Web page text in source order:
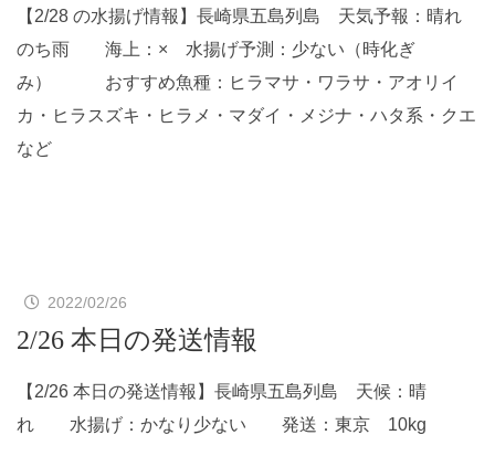
【2/28 の水揚げ情報】長崎県五島列島 天気予報：晴れ
のち雨 海上：× 水揚げ予測：少ない（時化ぎ
み） おすすめ魚種：ヒラマサ・ワラサ・アオリイ
カ・ヒラスズキ・ヒラメ・マダイ・メジナ・ハタ系・クエ
など
2022/02/26
2/26 本日の発送情報
【2/26 本日の発送情報】長崎県五島列島 天候：晴
れ 水揚げ：かなり少ない 発送：東京 10kg